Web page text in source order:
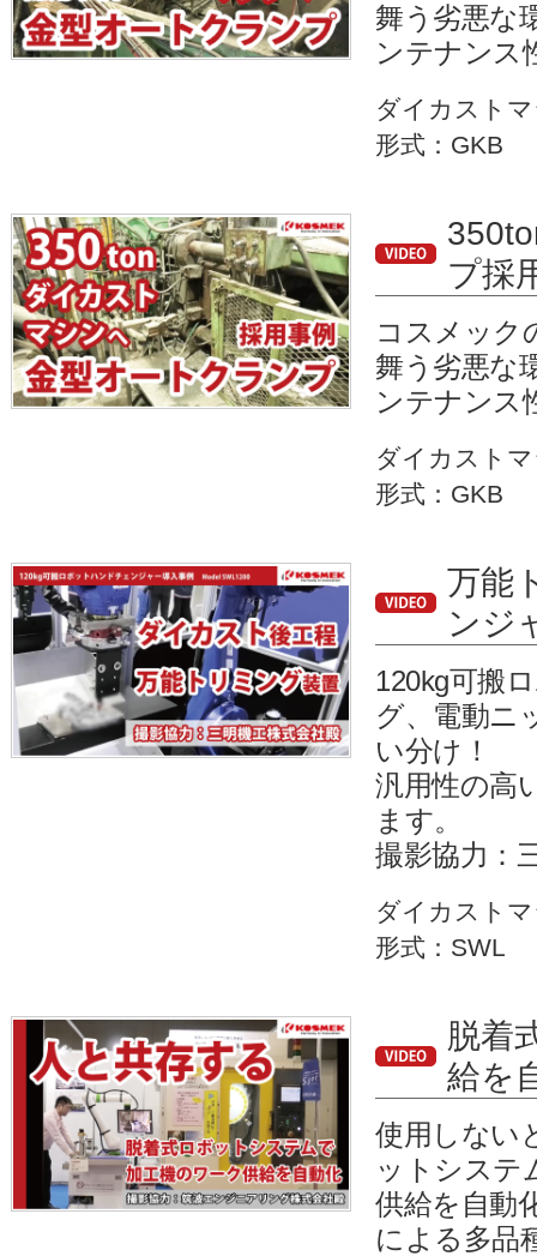
舞う劣悪な
ンテナンス
ダイカスト
形式：GKB
プ採
コスメック
舞う劣悪な
ンテナンス
ダイカスト
形式：GKB
万能
ンジ
120kg可搬
グ、電動ニ
い分け！
汎用性の高
ます。
撮影協力：
ダイカスト
形式：SWL
脱着
給を
使用しない
ットシステ
供給を自動
による多品